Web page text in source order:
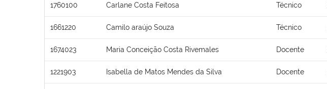
1760100 Carlane Costa Feitosa Técnico
1661220 Camilo araújo Souza Técnico
1674023 Maria Conceição Costa Rivemales Docente
1221903 Isabella de Matos Mendes da Silva Docente